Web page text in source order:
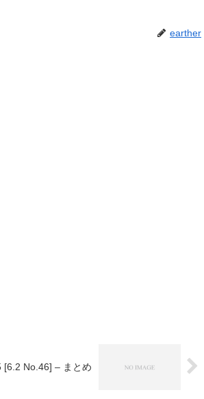
earther
[6.2 No.46] – まとめ